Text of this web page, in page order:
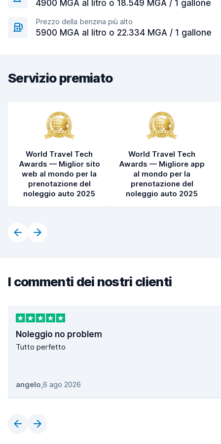
4900 MGA al litro o 18.549 MGA / 1 gallone
Prezzo della benzina più alto
5900 MGA al litro o 22.334 MGA / 1 gallone
Servizio premiato
World Travel Tech
Awards — Miglior sito
web al mondo per la
prenotazione del
noleggio auto 2025
World Travel Tech
Awards — Migliore app
al mondo per la
prenotazione del
noleggio auto 2025
I commenti dei nostri clienti
Noleggio no problem
Tutto perfetto
angelo,6 ago 2026